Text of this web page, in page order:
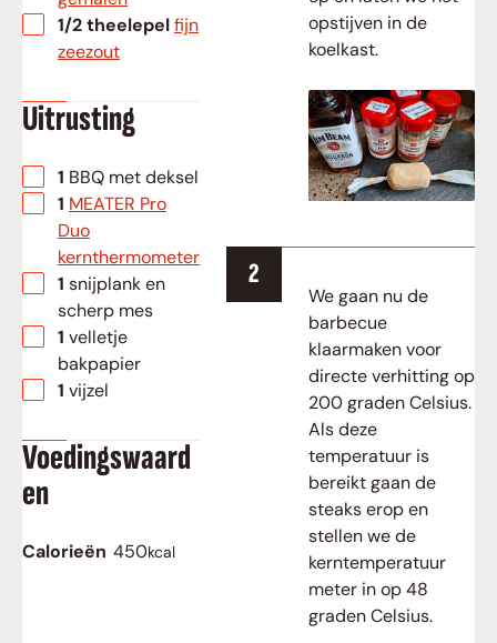
▢
1/2theelepelfijn
zeezout
Uitrusting
▢ 1 BBQ met deksel
▢ MEATER Pro
Duo
kernthermometer
▢
1 snijplank en
scherp mes
▢
1 velletje
bakpapier
▢ 1 vijzel
Voedingswaard
en
Calorieën 450kcal
opstijven in de
koelkast.
We gaan nu de
barbecue
klaarmaken voor
directe verhitting op
200 graden Celsius.
Als deze
temperatuur is
bereikt gaan de
steaks erop en
stellen we de
kerntemperatuur
meter in op 48
graden Celsius.